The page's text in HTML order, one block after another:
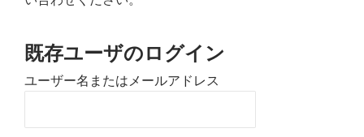
既存ユーザのログイン
ユーザー名またはメールアドレス